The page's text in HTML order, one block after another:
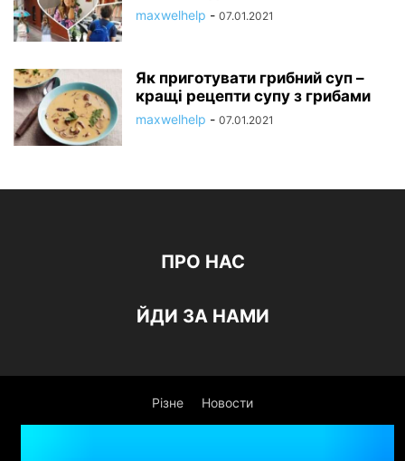
maxwelhelp - 07.01.2021
Як приготувати грибний суп –
кращі рецепти супу з грибами
maxwelhelp - 07.01.2021
ПРО НАС
ЙДИ ЗА НАМИ
Різне Новости